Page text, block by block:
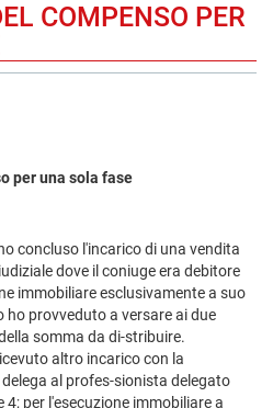
COMPENSO PER
per una sola fase
concluso l'incarico di una vendita
dove il coniuge era debitore
immobiliare esclusivamente a suo
ho provveduto a versare ai due
somma da di-stribuire.
altro incarico con la
al profes-sionista delegato
per l'esecuzione immobiliare a